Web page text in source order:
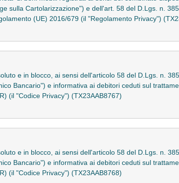
sulla Cartolarizzazione") e dell'art. 58 del D.Lgs. n.
(UE) 2016/679 (il "Regolamento Privacy")
e in blocco, ai sensi dell'articolo 58 del D.Lgs. n.
Bancario") e informativa ai debitori ceduti sul
(il "Codice Privacy") (TX23AAB8767)
e in blocco, ai sensi dell'articolo 58 del D.Lgs. n.
Bancario") e informativa ai debitori ceduti sul
(il "Codice Privacy") (TX23AAB8768)